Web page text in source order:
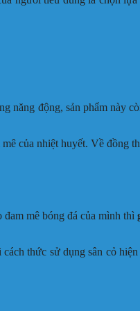
động, sản phẩm này
của nhiệt huyết. Về đồng
mê bóng đá của mình thì
thức sử dụng sân cỏ